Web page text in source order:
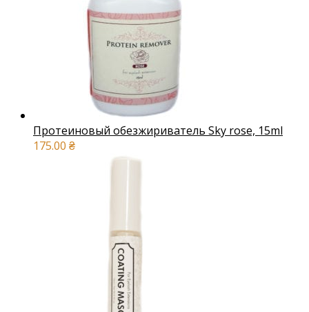
Протеиновый обезжириватель Sky rose, 15ml
175.00 ₴